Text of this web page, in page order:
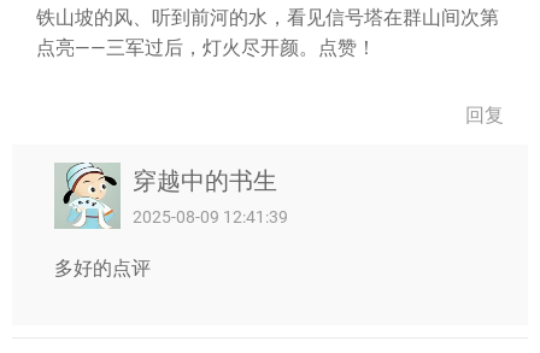
铁山坡的风、听到前河的水，看见信号塔在群山间次第
点亮——三军过后，灯火尽开颜。点赞！
回复
穿越中的书生
2025-08-09 12:41:39
多好的点评